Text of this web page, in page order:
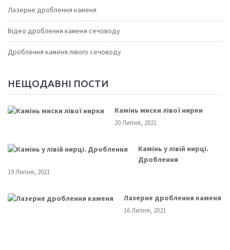
Лазерне дроблення каменя
Відео дроблення каменя сечоводу
Дроблення каменя лівого сечоводу
НЕЩОДАВНІ ПОСТИ
Камінь миски лівої нирки
20 Липня, 2021
Камінь у лівій нирці.
Дроблення
19 Липня, 2021
Лазерне дроблення каменя
16 Липня, 2021